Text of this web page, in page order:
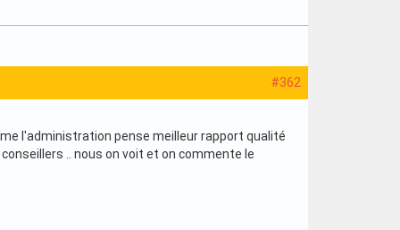
#362
l'administration pense meilleur rapport qualité
.. nous on voit et on commente le